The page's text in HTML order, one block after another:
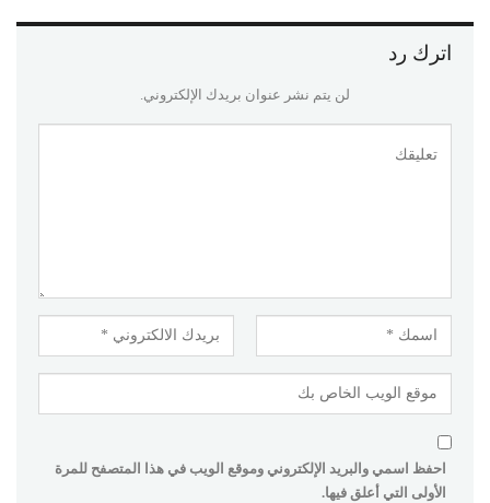
اترك رد
لن يتم نشر عنوان بريدك الإلكتروني.
احفظ اسمي والبريد الإلكتروني وموقع الويب في هذا المتصفح للمرة
الأولى التي أعلق فيها.